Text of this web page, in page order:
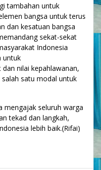
tambahan untuk
bangsa untuk terus
dan kesatuan bangsa
sekat-sekat
Indonesia
untuk
nilai kepahlawanan,
satu modal untuk
mengajak seluruh warga
tekad dan langkah,
lebih baik.(Rifai)